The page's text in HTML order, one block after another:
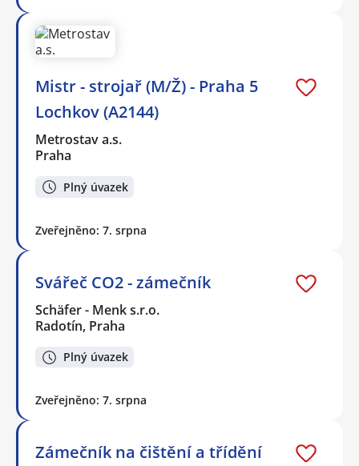
Mistr - strojař (M/Ž) - Praha 5
Lochkov (A2144)
Metrostav a.s.
Praha
Plný úvazek
Zveřejněno: 7. srpna
Svářeč CO2 - zámečník
Schäfer - Menk s.r.o.
Radotín, Praha
Plný úvazek
Zveřejněno: 7. srpna
Zámečník na čištění a třídění